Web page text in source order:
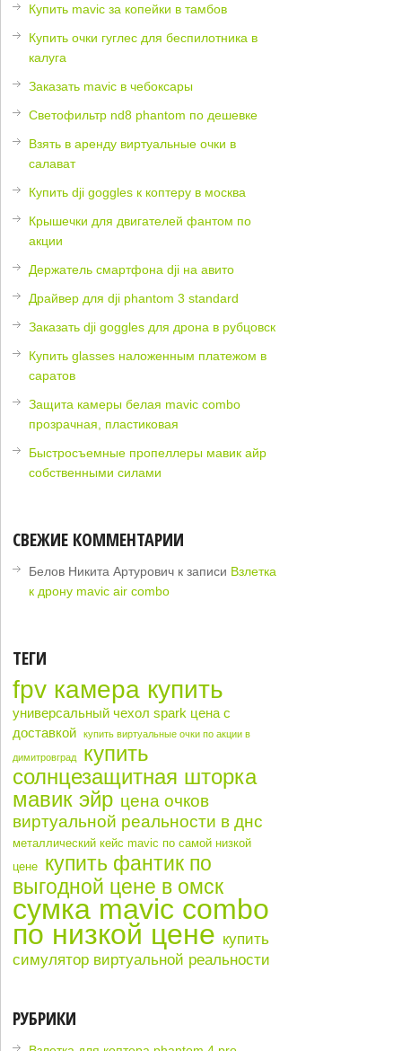
Купить mavic за копейки в тамбов
Купить очки гуглес для беспилотника в
калуга
Заказать mavic в чебоксары
Светофильтр nd8 phantom по дешевке
Взять в аренду виртуальные очки в
салават
Купить dji goggles к коптеру в москва
Крышечки для двигателей фантом по
акции
Держатель смартфона dji на авито
Драйвер для dji phantom 3 standard
Заказать dji goggles для дрона в рубцовск
Купить glasses наложенным платежом в
саратов
Защита камеры белая mavic combo
прозрачная, пластиковая
Быстросъемные пропеллеры мавик айр
собственными силами
СВЕЖИЕ КОММЕНТАРИИ
Белов Никита Артурович к записи Взлетка
к дрону mavic air combo
ТЕГИ
fpv камера купить
универсальный чехол spark цена с
доставкой
купить виртуальные очки по акции в
димитровград
купить
солнцезащитная шторка
мавик эйр цена очков
виртуальной реальности в днс
металлический кейс mavic по самой низкой
цене купить фантик по
выгодной цене в омск
сумка mavic combo
по низкой цене купить
симулятор виртуальной реальности
РУБРИКИ